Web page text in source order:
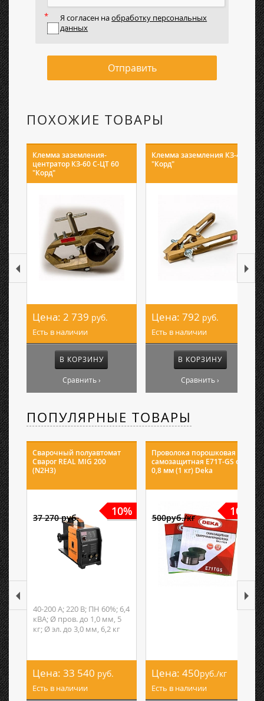
Я согласен наобработку персональных
данных
Отправить
ПОХОЖИЕ ТОВАРЫ
Клемма заземления-
центратор КЗ-60 С-ЦТ 60
"Корд"
Цена: 2 739 руб.
Есть в наличии
В КОРЗИНУ
Сравнить ›
Клемма заземления КЗ-40
"Корд"
Цена: 792 руб.
Есть в наличии
В КОРЗИНУ
Сравнить ›
ПОПУЛЯРНЫЕ ТОВАРЫ
Сварочный полуавтомат
Сварог REAL MIG 200
(N2H3)
10%
37 270 руб.
40-200 А; 220 В; ПН 60%; 6,4
кВА; Ø пров. до 1,0 мм, 5
кг; Ø эл. до 3,0 мм, 6,2 кг
Цена: 33 540 руб.
Есть в наличии
Проволока порошковая
самозащитная E71T-GS ф
0,8 мм (1 кг) Deka
10%
500руб./кг
Цена: 450руб./кг
Есть в наличии